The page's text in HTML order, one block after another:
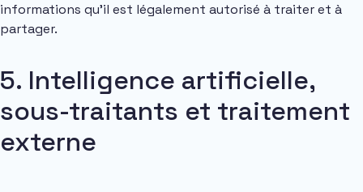
informations qu’il est légalement autorisé à traiter et à
partager.
5. Intelligence artificielle,
sous-traitants et traitement
externe